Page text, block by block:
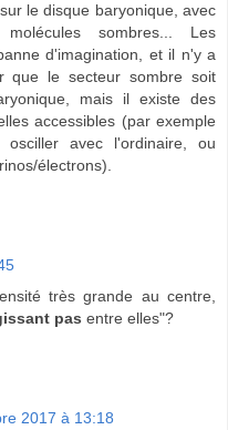
le disque baryonique, avec
sombres... Les
d'imagination, et il n'y a
que le secteur sombre soit
mais il existe des
accessibles (par exemple
avec l'ordinaire, ou
électrons).
très grande au centre,
pas entre elles"?
2017 à 13:18